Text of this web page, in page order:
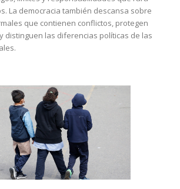
La democracia también descansa sobre
que contienen conflictos, protegen
distinguen las diferencias políticas de las